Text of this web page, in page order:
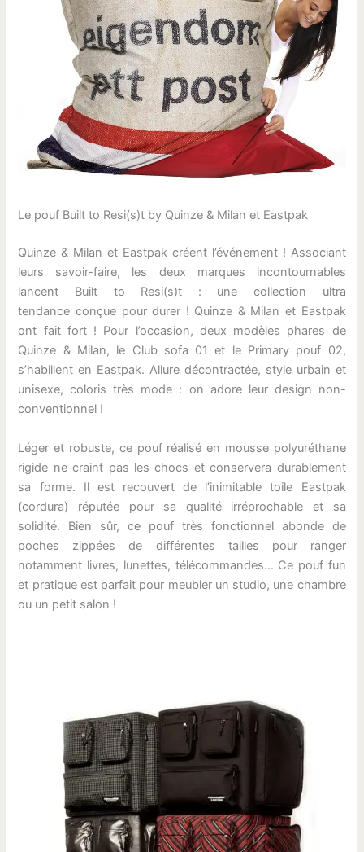
Le pouf Built to Resi(s)t by Quinze & Milan et Eastpak
Quinze & Milan et Eastpak créent l’événement ! Associant
leurs savoir-faire, les deux marques incontournables
lancent Built to Resi(s)t : une collection ultra
tendance conçue pour durer ! Quinze & Milan et Eastpak
ont fait fort ! Pour l’occasion, deux modèles phares de
Quinze & Milan, le Club sofa 01 et le Primary pouf 02,
s’habillent en Eastpak. Allure décontractée, style urbain et
unisexe, coloris très mode : on adore leur design non-
conventionnel !
Léger et robuste, ce pouf réalisé en mousse polyuréthane
rigide ne craint pas les chocs et conservera durablement
sa forme. Il est recouvert de l’inimitable toile Eastpak
(cordura) réputée pour sa qualité irréprochable et sa
solidité. Bien sûr, ce pouf très fonctionnel abonde de
poches zippées de différentes tailles pour ranger
notamment livres, lunettes, télécommandes… Ce pouf fun
et pratique est parfait pour meubler un studio, une chambre
ou un petit salon !